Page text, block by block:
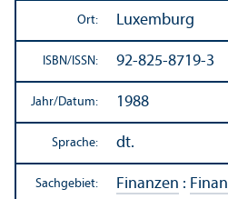
Ort: Luxemburg
ISBN/ ISSN: 92-825-8719-3
Jahr/Datum: 1988
Sprache: dt.
Sachgebiet: Finanzen :